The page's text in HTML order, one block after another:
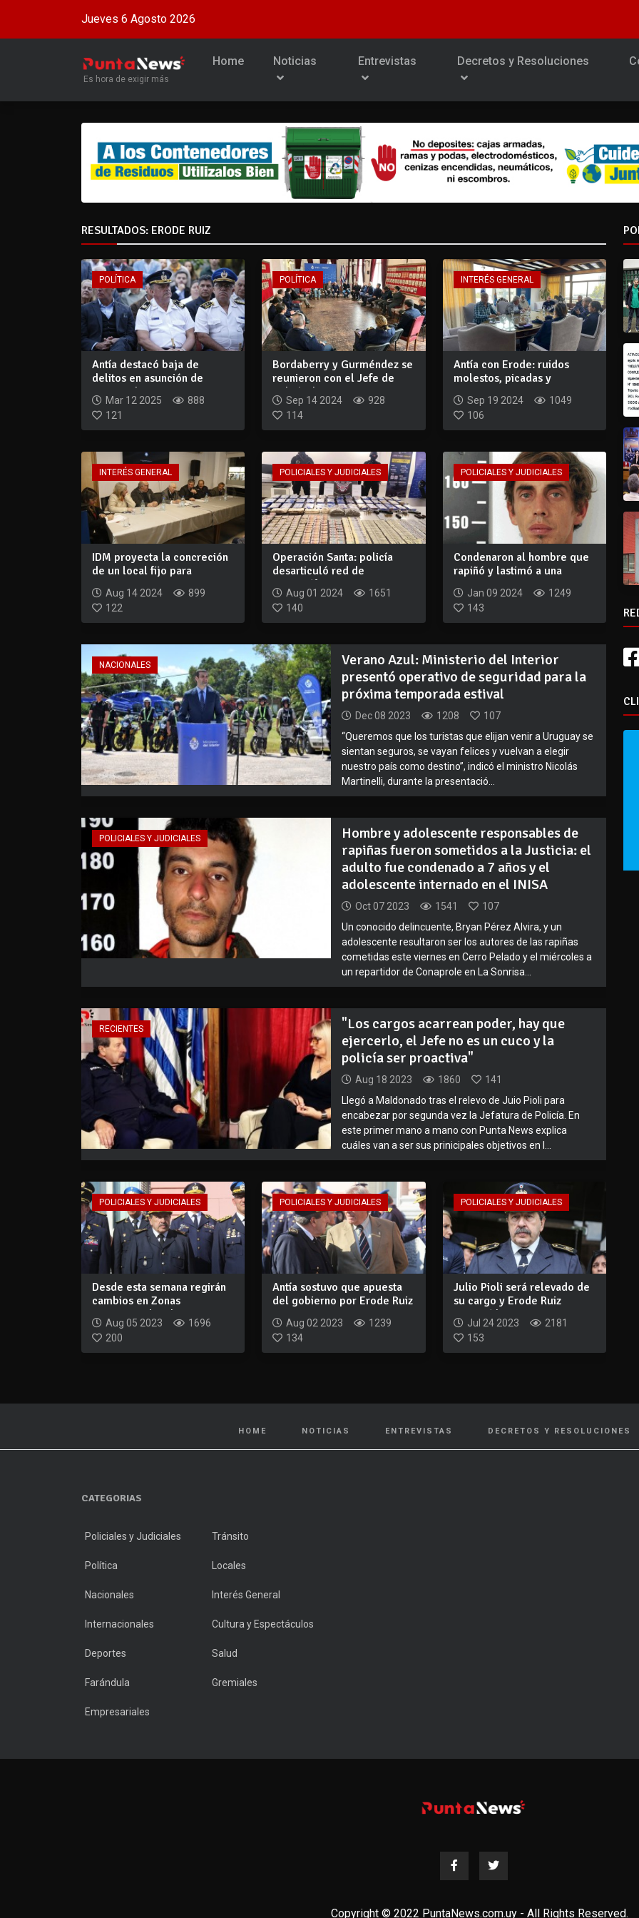
Jueves 6 Agosto 2026
Es hora de exigir más
Home Noticias Entrevistas Decretos y Resoluciones
RESULTADOS: ERODE RUIZ
POLÍTICA
Antía destacó baja de
delitos en asunción de
Trezza y homena...
Mar 12 2025
888
121
POLÍTICA
Bordaberry y Gurméndez se
reunieron con el Jefe de
Policía d...
Sep 14 2024
928
114
INTERÉS GENERAL
Antía con Erode: ruidos
molestos, picadas y
Sep 19 2024
1049
106
INTERÉS GENERAL
IDM proyecta la concreción
de un local fijo para
Aug 14 2024
899
122
POLICIALES Y JUDICIALES
Operación Santa: policía
desarticuló red de
narcotráfico en...
Aug 01 2024
1651
140
POLICIALES Y JUDICIALES
Condenaron al hombre que
rapiñó y lastimó a una
Jan 09 2024
1249
143
NACIONALES
Verano Azul: Ministerio del Interior
presentó operativo de seguridad para la
próxima temporada estival
Dec 08 2023 1208
107
“Queremos que los turistas que elijan venir a Uruguay se
sientan seguros, se vayan felices y vuelvan a elegir
nuestro país como destino”, indicó el ministro Nicolás
Martinelli, durante la presentació...
POLICIALES Y JUDICIALES
Hombre y adolescente responsables de
rapiñas fueron sometidos a la Justicia: el
adulto fue condenado a 7 años y el
adolescente internado en el INISA
Oct 07 2023 1541
107
Un conocido delincuente, Bryan Pérez Alvira, y un
adolescente resultaron ser los autores de las rapiñas
cometidas este viernes en Cerro Pelado y el miércoles a
un repartidor de Conaprole en La Sonrisa...
RECIENTES
"Los cargos acarrean poder, hay que
ejercerlo, el Jefe no es un cuco y la
policía ser proactiva"
Aug 18 2023 1860
141
Llegó a Maldonado tras el relevo de Juio Pioli para
encabezar por segunda vez la Jefatura de Policía. En
este primer mano a mano con Punta News explica
cuáles van a ser sus prinicipales objetivos en l...
POLICIALES Y JUDICIALES
Desde esta semana regirán
cambios en Zonas
Operacionales de...
Aug 05 2023
1696
200
POLICIALES Y JUDICIALES
Antía sostuvo que apuesta
del gobierno por Erode Ruiz
Aug 02 2023
1239
134
POLICIALES Y JUDICIALES
Julio Pioli será relevado de
su cargo y Erode Ruiz
asumirá l...
Jul 24 2023
2181
153
HOME NOTICIAS ENTREVISTAS DECRETOS Y RESOLUCIONES
CATEGORIAS
Policiales y Judiciales Tránsito
Política Locales
Nacionales Interés General
Internacionales Cultura y Espectáculos
Deportes Salud
Farándula Gremiales
Empresariales
Copyright © 2022 PuntaNews.com.uy - All Rights Reserved.